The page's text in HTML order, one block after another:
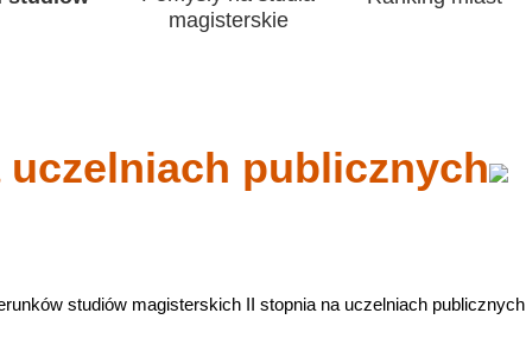
magisterskie
publicznych
studiów magisterskich II stopnia na uczelniach publicznych